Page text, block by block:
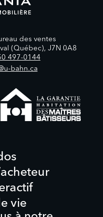
des ventes
(Québec), J7N 0A8
497-0144
bahn.ca
vie